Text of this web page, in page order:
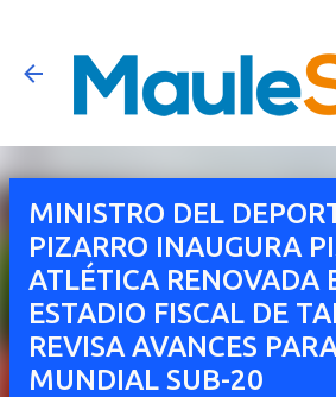
Ir al contenido
MINISTRO DEL
PIZARRO INAUGURA
ATLÉTICA RENOVADA
ESTADIO FISCAL DE
REVISA AVANCES
MUNDIAL SUB-20